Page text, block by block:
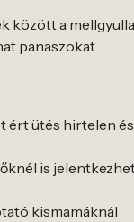
között a
panaszokat.
ért ütés hirtelen
is
kismamáknál